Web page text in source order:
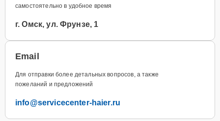
самостоятельно в удобное время
г. Омск, ул. Фрунзе, 1
Email
Для отправки более детальных вопросов, а также
пожеланий и предложений
info@servicecenter-haier.ru